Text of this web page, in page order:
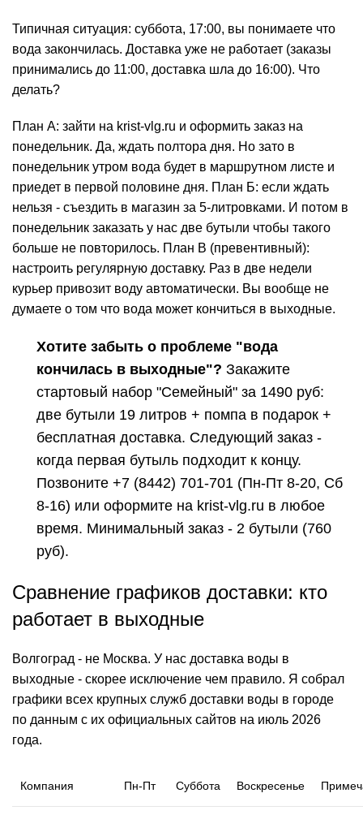
Типичная ситуация: суббота, 17:00, вы понимаете что
вода закончилась. Доставка уже не работает (заказы
принимались до 11:00, доставка шла до 16:00). Что
делать?
План А: зайти на krist-vlg.ru и оформить заказ на
понедельник. Да, ждать полтора дня. Но зато в
понедельник утром вода будет в маршрутном листе и
приедет в первой половине дня. План Б: если ждать
нельзя - съездить в магазин за 5-литровками. И потом в
понедельник заказать у нас две бутыли чтобы такого
больше не повторилось. План В (превентивный):
настроить регулярную доставку. Раз в две недели
курьер привозит воду автоматически. Вы вообще не
думаете о том что вода может кончиться в выходные.
Хотите забыть о проблеме "вода
кончилась в выходные"? Закажите
стартовый набор "Семейный" за 1490 руб:
две бутыли 19 литров + помпа в подарок +
бесплатная доставка. Следующий заказ -
когда первая бутыль подходит к концу.
Позвоните +7 (8442) 701-701 (Пн-Пт 8-20, Сб
8-16) или оформите на krist-vlg.ru в любое
время. Минимальный заказ - 2 бутыли (760
руб).
Сравнение графиков доставки: кто
работает в выходные
Волгоград - не Москва. У нас доставка воды в
выходные - скорее исключение чем правило. Я собрал
графики всех крупных служб доставки воды в городе
по данным с их официальных сайтов на июль 2026
года.
Компания Пн-Пт Суббота Воскресенье